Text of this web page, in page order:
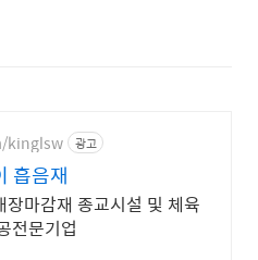
kinglsw 광고
흡음재
마감재 종교시설 및 체육
전문기업